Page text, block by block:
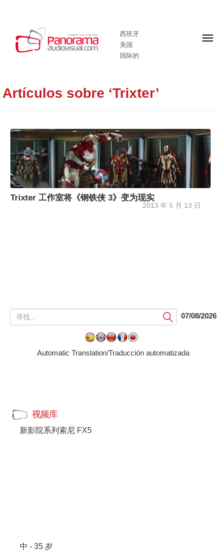
西班牙
美国
国际的
头
Artículos sobre ‘Trixter’
Trixter 工作室将《钢铁侠 3》变为现实
2013 年 5 月 13 日
提
交
07/08/2026
Automatic Translation/Traducción automatizada
视频库
新影院系列索尼 FX5
中 - 35 岁